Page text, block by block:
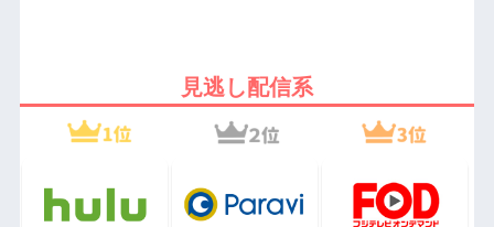
見逃し配信系